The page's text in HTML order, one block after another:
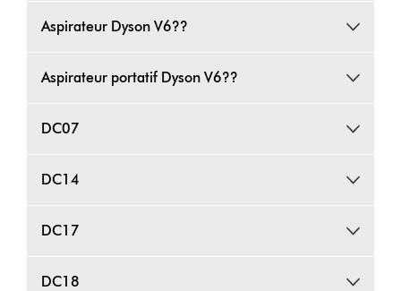
Aspirateur Dyson V6??
Aspirateur portatif Dyson V6??
DC07
DC14
DC17
DC18